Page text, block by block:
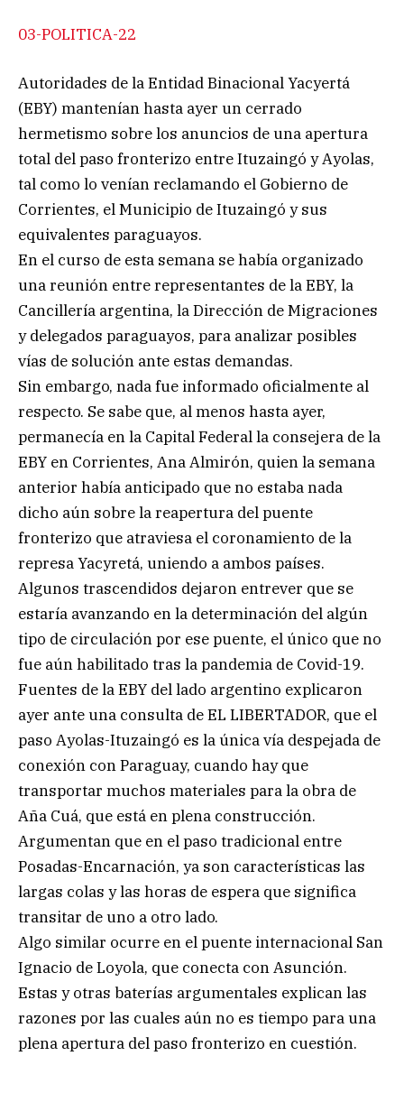
03-POLITICA-22
Autoridades de la Entidad Binacional Yacyertá
(EBY) mantenían hasta ayer un cerrado
hermetismo sobre los anuncios de una apertura
total del paso fronterizo entre Ituzaingó y Ayolas,
tal como lo venían reclamando el Gobierno de
Corrientes, el Municipio de Ituzaingó y sus
equivalentes paraguayos.
En el curso de esta semana se había organizado
una reunión entre representantes de la EBY, la
Cancillería argentina, la Dirección de Migraciones
y delegados paraguayos, para analizar posibles
vías de solución ante estas demandas.
Sin embargo, nada fue informado oficialmente al
respecto. Se sabe que, al menos hasta ayer,
permanecía en la Capital Federal la consejera de la
EBY en Corrientes, Ana Almirón, quien la semana
anterior había anticipado que no estaba nada
dicho aún sobre la reapertura del puente
fronterizo que atraviesa el coronamiento de la
represa Yacyretá, uniendo a ambos países.
Algunos trascendidos dejaron entrever que se
estaría avanzando en la determinación del algún
tipo de circulación por ese puente, el único que no
fue aún habilitado tras la pandemia de Covid-19.
Fuentes de la EBY del lado argentino explicaron
ayer ante una consulta de EL LIBERTADOR, que el
paso Ayolas-Ituzaingó es la única vía despejada de
conexión con Paraguay, cuando hay que
transportar muchos materiales para la obra de
Aña Cuá, que está en plena construcción.
Argumentan que en el paso tradicional entre
Posadas-Encarnación, ya son características las
largas colas y las horas de espera que significa
transitar de uno a otro lado.
Algo similar ocurre en el puente internacional San
Ignacio de Loyola, que conecta con Asunción.
Estas y otras baterías argumentales explican las
razones por las cuales aún no es tiempo para una
plena apertura del paso fronterizo en cuestión.